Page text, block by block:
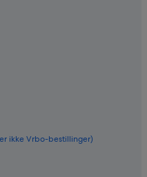
ikke Vrbo-bestillinger)